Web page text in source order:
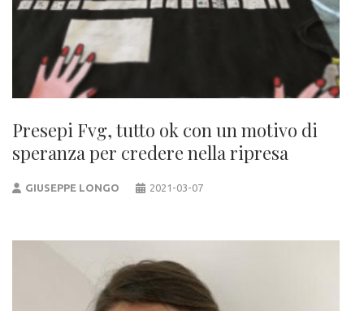
Presepi Fvg, tutto ok con un motivo di
speranza per credere nella ripresa
GIUSEPPE LONGO 2021-03-07